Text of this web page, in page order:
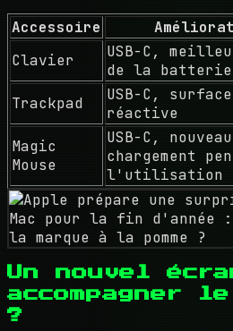
Accessoire
Clavier
USB-C,
de la batterie
Trackpad
USB-C,
réactive
Magic
Mouse
USB-C,
chargement
l'utilisation
Un nouvel
accompagner
?